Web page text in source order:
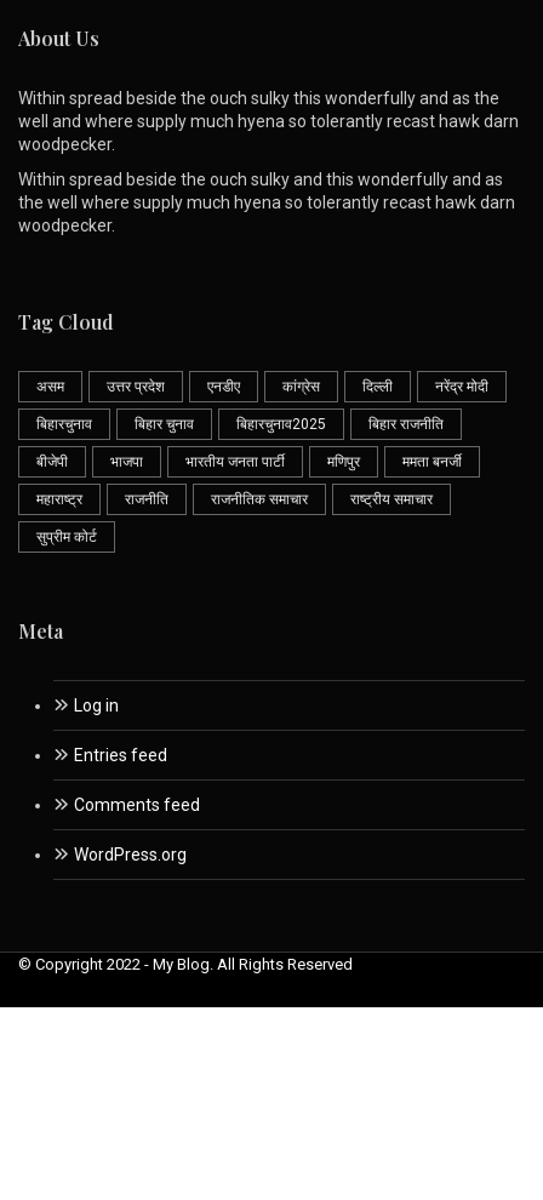
About Us
Within spread beside the ouch sulky this wonderfully and as the
well and where supply much hyena so tolerantly recast hawk darn
woodpecker.
Within spread beside the ouch sulky and this wonderfully and as
the well where supply much hyena so tolerantly recast hawk darn
woodpecker.
Tag Cloud
असम उत्तर प्रदेश एनडीए कांग्रेस दिल्ली नरेंद्र मोदी
बिहारचुनाव बिहार चुनाव बिहारचुनाव2025 बिहार राजनीति
बीजेपी भाजपा भारतीय जनता पार्टी मणिपुर ममता बनर्जी
महाराष्ट्र राजनीति राजनीतिक समाचार राष्ट्रीय समाचार
सुप्रीम कोर्ट
Meta
Log in
Entries feed
Comments feed
WordPress.org
© Copyright 2022 - My Blog. All Rights Reserved